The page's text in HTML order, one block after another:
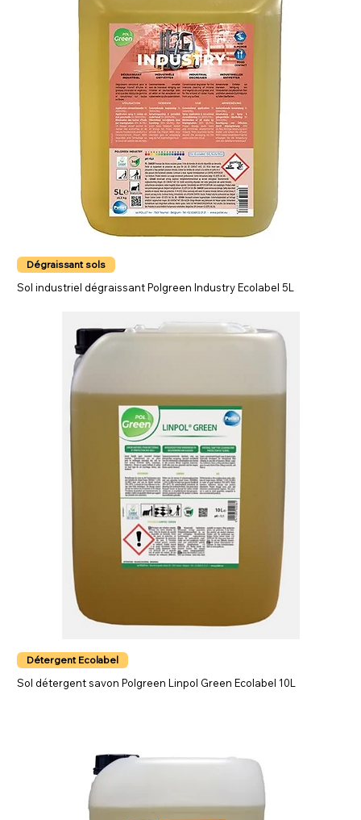
Dégraissant sols
Sol industriel dégraissant Polgreen Industry Ecolabel 5L
Détergent Ecolabel
Sol détergent savon Polgreen Linpol Green Ecolabel 10L